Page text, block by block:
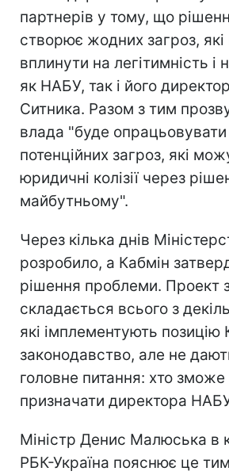
партнерів у тому, що
створює жодних загроз,
вплинути на легітимність і
як НАБУ, так і його
Ситника. Разом з тим
влада "буде опрацьовувати
потенційних загроз, які
юридичні колізії через
майбутньому".
Через кілька днів
розробило, а Кабмін
рішення проблеми. Проект
складається всього з
які імплементують позицію
законодавство, але не
головне питання: хто зможе
призначати директора
Міністр Денис Малюська в
РБК-Україна пояснює це